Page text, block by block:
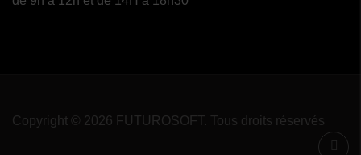
Copyright © 2026 FUTUROSOFT. Tous droits réservés